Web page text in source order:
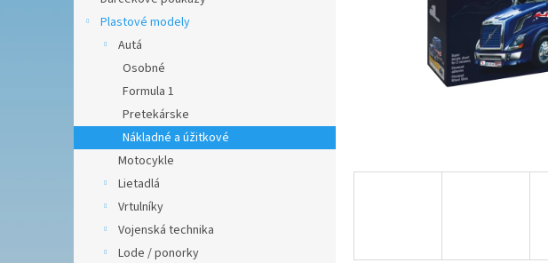
Plastové modely
Autá
Osobné
Formula 1
Pretekárske
Nákladné a úžitkové
Motocykle
Lietadlá
Vrtulníky
Vojenská technika
Lode / ponorky